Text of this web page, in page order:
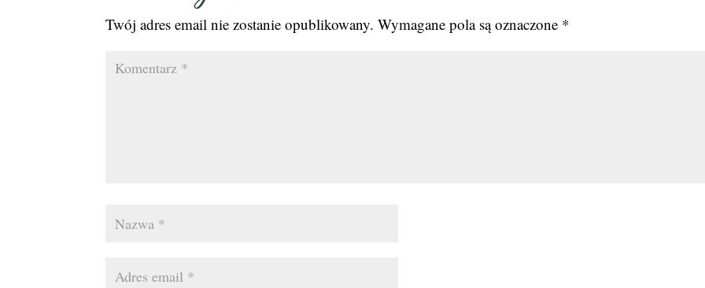
Twój adres email nie zostanie opublikowany. Wymagane pola są oznaczone *